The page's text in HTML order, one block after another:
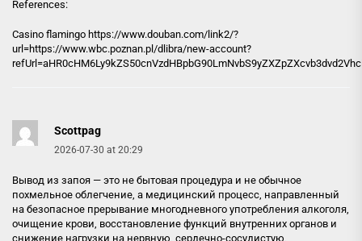
References:
Casino flamingo https://www.douban.com/link2/?
url=https://www.wbc.poznan.pl/dlibra/new-account?
Scottpag
2026-07-30 at 20:29
Вывод из запоя — это не бытовая процедура и не обычное
похмельное облегчение, а медицинский процесс, направленный
на безопасное прерывание многодневного употребления алкоголя,
очищение крови, восстановление функций внутренних органов и
снижение нагрузки на нервную, сердечно-сосудистую,